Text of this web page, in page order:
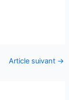
Article suivant →